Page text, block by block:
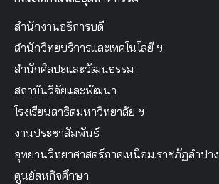
สำนักงานอธิการบดี
สำนักวิทยบริการและเทคโนโลยี ฯ
สำนักศิลปะและวัฒนธรรม
สถาบันวิจัยและพัฒนา
โรงเรียนสาธิตมหาวิทยาลัย ฯ
งานประชาสัมพันธ์
อุทยานวิทยาศาสตร์ภาคเหนือม.ราชภัฏลำปาง
ศูนย์สหกิจศึกษา